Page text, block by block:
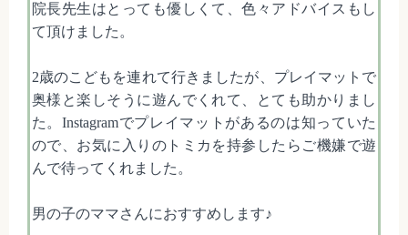
院長先生はとっても優しくて、色々アドバイスもし
て頂けました。
2歳のこどもを連れて行きましたが、プレイマットで
奥様と楽しそうに遊んでくれて、とても助かりまし
た。Instagramでプレイマットがあるのは知っていた
ので、お気に入りのトミカを持参したらご機嫌で遊
んで待ってくれました。
男の子のママさんにおすすめします♪